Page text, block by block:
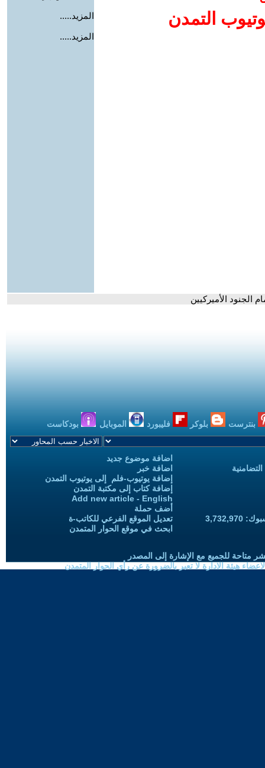
التمدن
المزيد.....
المزيد.....
الجنود الأميركيين
بنترست بلوكر فليبورد الموبايل بودكاست
اضافة موضوع جديد
اضافة خبر
إضافة يوتيوب-فلم إلى يوتيوب التمدن
إضافة كتاب إلى مكتبة التمدن
Add new article - English
أضف حملة
تعديل الموقع الفرعي للكاتب-ة
ابحث في موقع الحوار المتمدن
متاحة للجميع مع الإشارة إلى المصدر
هيئة الادارة لا تعبر بالضرورة عن رأي الحوار المتمدن